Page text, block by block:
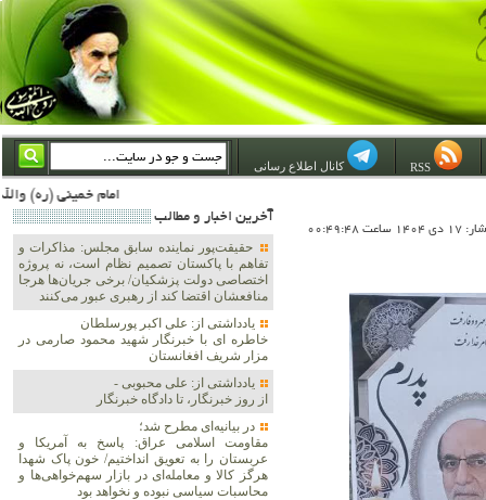
کانال اطلاع رسانی
امام خمینی (ره) والله اسلام تمامش سیاست است؛ ***** امام شهید: به گفتار امام و کردار امام اهتمام بورزید ***** امام خمینی(ره): ان شاء الله ما اندوه دلمان را در وقت مناسب با انتقام از امریکا و آل
00:49:48
آخرين اخبار و مطالب
حقیقت‌پور نماینده سابق مجلس: مذاکرات و
تفاهم با پاکستان تصمیم نظام است، نه پروژه
اختصاصی دولت پزشکیان/ برخی جریان‌ها هرجا
منافعشان اقتضا کند از رهبری عبور می‌کنند
یادداشتی از: علی اکبر پورسلطان
خاطره ای با خبرنگار شهید محمود صارمی در
مزار شریف افغانستان
یادداشتی از: علی محبوبی -
از روز خبرنگار، تا دادگاه خبرنگار
در بیانیه‌ای مطرح شد؛
مقاومت اسلامی عراق: پاسخ به آمریکا و
عربستان را به تعویق انداختیم/ خون پاک شهدا
هرگز کالا و معامله‌ای در بازار سهم‌خواهی‌ها و
محاسبات سیاسی نبوده و نخواهد بود